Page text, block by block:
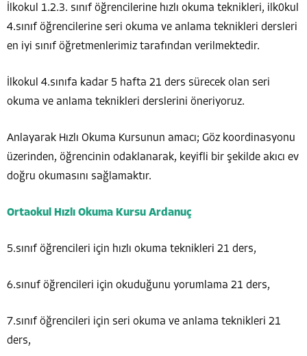
İlkokul 1.2.3. sınıf öğrencilerine hızlı okuma teknikleri, ilk0kul
4.sınıf öğrencilerine seri okuma ve anlama teknikleri dersleri
en iyi sınıf öğretmenlerimiz tarafından verilmektedir.
İlkokul 4.sınıfa kadar 5 hafta 21 ders sürecek olan seri
okuma ve anlama teknikleri derslerini öneriyoruz.
Anlayarak Hızlı Okuma Kursunun amacı; Göz koordinasyonu
üzerinden, öğrencinin odaklanarak, keyifli bir şekilde akıcı ev
doğru okumasını sağlamaktır.
Ortaokul Hızlı Okuma Kursu Ardanuç
5.sınıf öğrencileri için hızlı okuma teknikleri 21 ders,
6.sınuf öğrencileri için okuduğunu yorumlama 21 ders,
7.sınıf öğrencileri için seri okuma ve anlama teknikleri 21
ders,